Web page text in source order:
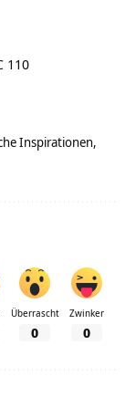
110
Inspirationen
Überrascht
0
Zwinker
0